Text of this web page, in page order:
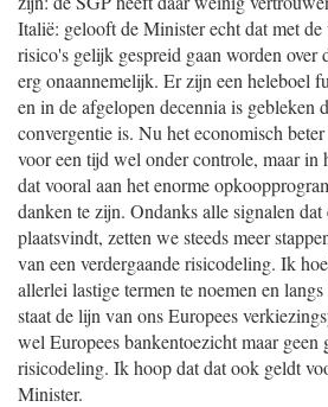
Italië: gelooft de Minister echt dat met de
risico's gelijk gespreid gaan worden over
erg onaannemelijk. Er zijn een heleboel
en in de afgelopen decennia is gebleken
convergentie is. Nu het economisch
voor een tijd wel onder controle, maar
dat vooral aan het enorme
danken te zijn. Ondanks alle signalen
plaatsvindt, zetten we steeds meer
van een verdergaande risicodeling. Ik
allerlei lastige termen te noemen en
staat de lijn van ons Europees
wel Europees bankentoezicht maar geen
risicodeling. Ik hoop dat dat ook geldt
Minister.